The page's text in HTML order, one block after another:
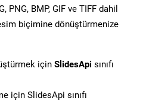
PNG, BMP, GIF ve TIFF dahil
biçimine dönüştürmenize
için SlidesApi sınıfı
için SlidesApi sınıfı